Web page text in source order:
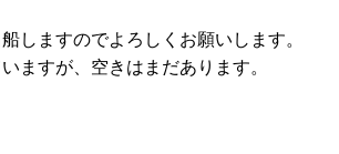
しますのでよろしくお願いします。
ますが、空きはまだあります。